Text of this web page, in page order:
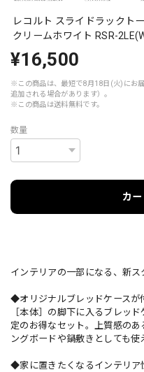
レコルト スライドラックト
クリームホワイト RSR-
¥16,500
※この商品は、最短で8月18日(火)にお
追加される場合があります）。
※この商品は送料無料です。
数量
カ
インテリアの一部になる、新
◆オリジナルブレッドケースが
［本体］の脚下に入るブレッ
定のお得なセット。上質感の
ングボードや鍋敷きとしても使
◆家に置きたくなるインテリア